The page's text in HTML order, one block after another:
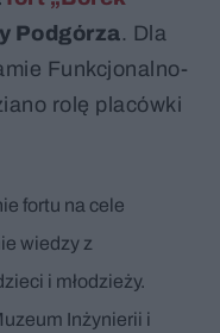
Podgórza. Dla
Funkcjonalno-
rolę placówki
fortu na cele
wiedzy z
i młodzieży.
Inżynierii i